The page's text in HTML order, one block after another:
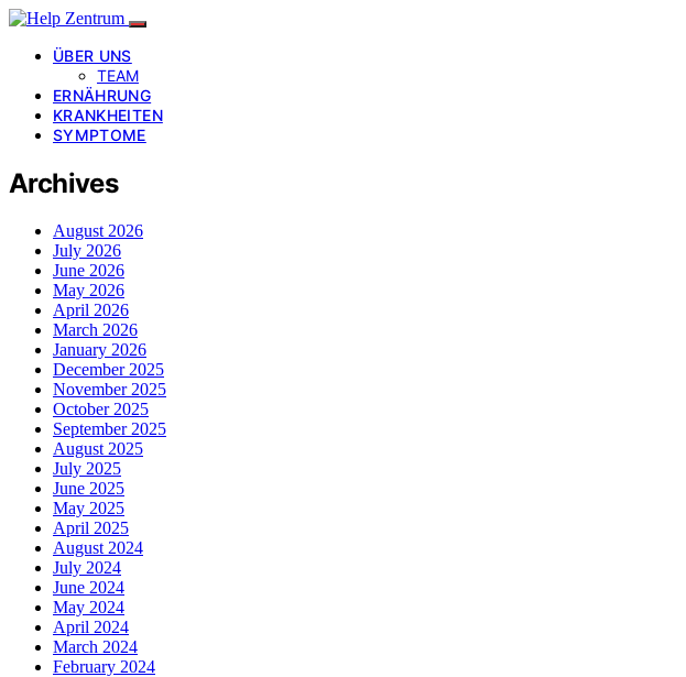
ÜBER UNS
TEAM
ERNÄHRUNG
KRANKHEITEN
SYMPTOME
Archives
August 2026
July 2026
June 2026
May 2026
April 2026
March 2026
January 2026
December 2025
November 2025
October 2025
September 2025
August 2025
July 2025
June 2025
May 2025
April 2025
August 2024
July 2024
June 2024
May 2024
April 2024
March 2024
February 2024